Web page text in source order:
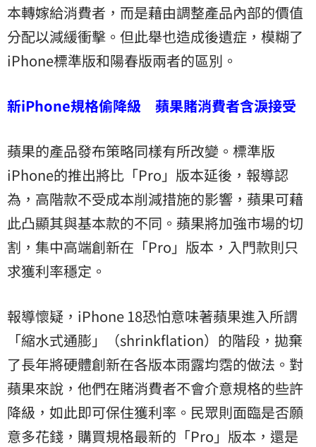
本轉嫁給消費者，而是藉由調整產品內部的價值
分配以減緩衝擊。但此舉也造成後遺症，模糊了
iPhone標準版和陽春版兩者的區別。
新iPhone規格偷降級 蘋果賭消費者含淚接受
蘋果的產品發布策略同樣有所改變。標準版
iPhone的推出將比「Pro」版本延後，報導認
為，高階款不受成本削減措施的影響，蘋果可藉
此凸顯其與基本款的不同。蘋果將加強市場的切
割，集中高端創新在「Pro」版本，入門款則只
求獲利率穩定。
報導懷疑，iPhone 18恐怕意味著蘋果進入所謂
「縮水式通膨」（shrinkflation）的階段，拋棄
了長年將硬體創新在各版本雨露均霑的做法。對
蘋果來說，他們在賭消費者不會介意規格的些許
降級，如此即可保住獲利率。民眾則面臨是否願
意多花錢，購買規格最新的「Pro」版本，還是